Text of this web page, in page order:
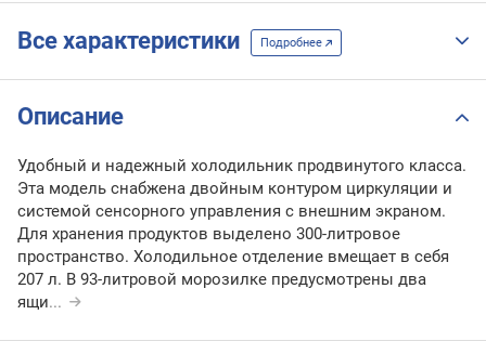
Все характеристики Подробнее
Описание
Удобный и надежный холодильник продвинутого класса.
Эта модель снабжена двойным контуром циркуляции и
системой сенсорного управления с внешним экраном.
Для хранения продуктов выделено 300-литровое
пространство. Холодильное отделение вмещает в себя
207 л. В 93-литровой морозилке предусмотрены два
ящи...